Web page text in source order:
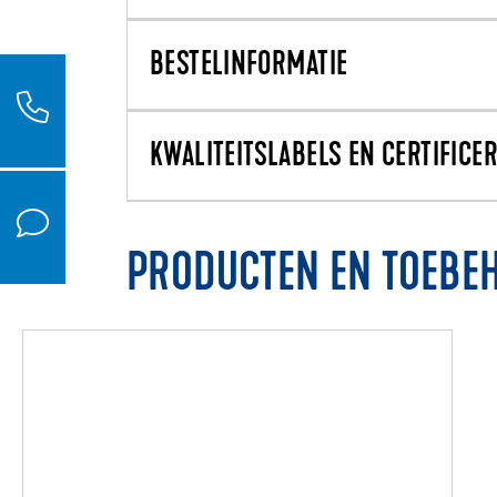
BESTELINFORMATIE
KWALITEITSLABELS EN
PRODUCTEN EN